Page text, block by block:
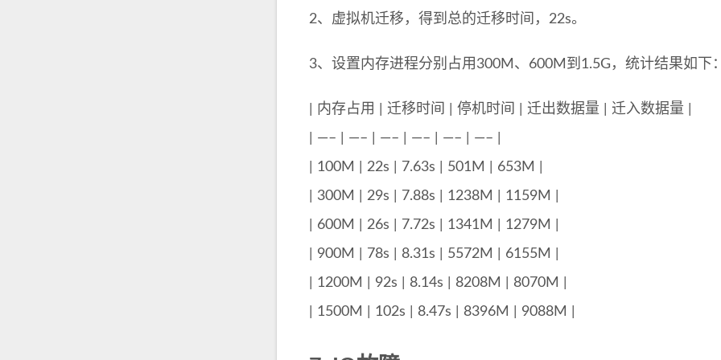
2、虚拟机迁移，得到总的迁移时间，22s。
3、设置内存进程分别占用300M、600M到1.5G，统计结果如下
| 内存占用 | 迁移时间 | 停机时间 | 迁出数据量 | 迁入数据量 |
| —– | —– | —– | —– | —– | —– |
| 100M | 22s | 7.63s | 501M | 653M |
| 300M | 29s | 7.88s | 1238M | 1159M |
| 600M | 26s | 7.72s | 1341M | 1279M |
| 900M | 78s | 8.31s | 5572M | 6155M |
| 1200M | 92s | 8.14s | 8208M | 8070M |
| 1500M | 102s | 8.47s | 8396M | 9088M |